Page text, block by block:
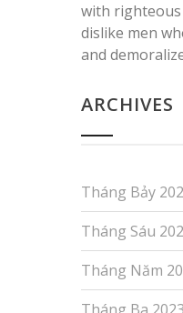
with
dislike men
and
ARCHIVES
Tháng Bảy
Tháng Sáu
Tháng Năm
Tháng Ba 2023